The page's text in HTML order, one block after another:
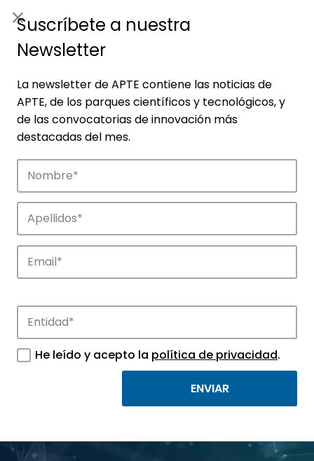
Noticias
Conoce las noticias más destacadas de
APTE y sus parques científicos y
Suscríbete a nuestra
Newsletter
La newsletter de APTE contiene las noticias de
APTE, de los parques científicos y tecnológicos, y
de las convocatorias de innovación más
destacadas del mes.
He leído y acepto la política de privacidad.